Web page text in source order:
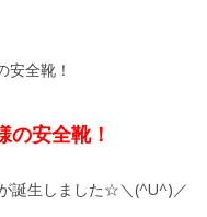
安全靴！
の安全靴！
誕生しました☆＼(^U^)／